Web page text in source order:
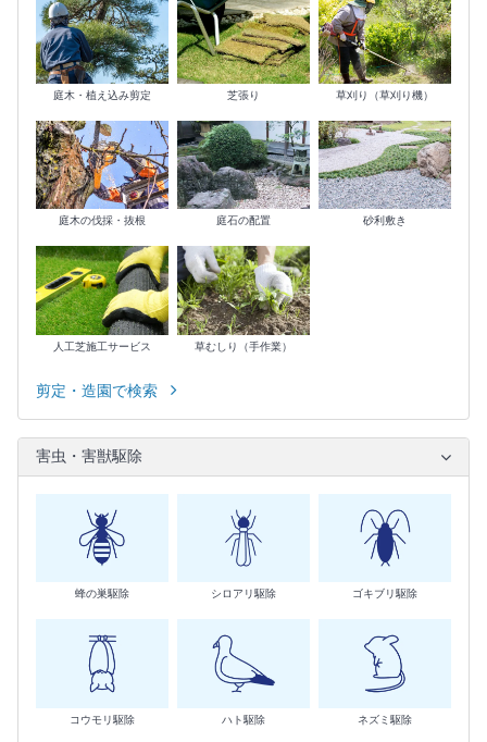
庭木・植え込み剪定 芝張り 草刈り（草刈り機）
庭木の伐採・抜根 庭石の配置 砂利敷き
人工芝施工サービス 草むしり（手作業）
剪定・造園で検索
害虫・害獣駆除
蜂の巣駆除 シロアリ駆除 ゴキブリ駆除
コウモリ駆除 ハト駆除 ネズミ駆除